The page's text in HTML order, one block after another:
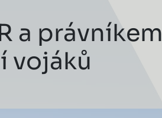
a právníkem
vojáků